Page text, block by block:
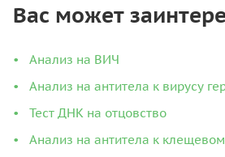
Вас может
Анализ на ВИЧ
Анализ на антитела к вирусу
Тест ДНК на отцовство
Анализ на антитела к